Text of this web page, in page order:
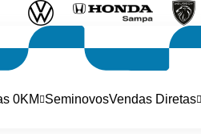
0KM SeminovosVendas Diretas